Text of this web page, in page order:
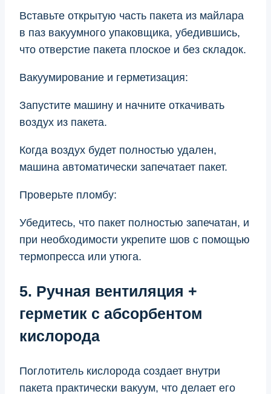
Вставьте открытую часть пакета из майлара
в паз вакуумного упаковщика, убедившись,
что отверстие пакета плоское и без складок.
Вакуумирование и герметизация:
Запустите машину и начните откачивать
воздух из пакета.
Когда воздух будет полностью удален,
машина автоматически запечатает пакет.
Проверьте пломбу:
Убедитесь, что пакет полностью запечатан, и
при необходимости укрепите шов с помощью
термопресса или утюга.
5. Ручная вентиляция +
герметик с абсорбентом
кислорода
Поглотитель кислорода создает внутри
пакета практически вакуум, что делает его